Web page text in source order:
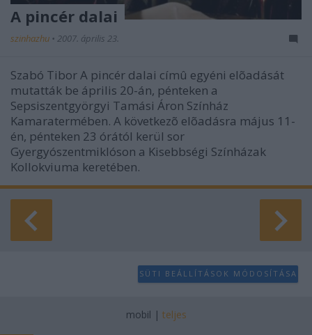
A pincér dalai
szinhazhu • 2007. április 23.
Szabó Tibor A pincér dalai címû egyéni elõadását
mutatták be április 20-án, pénteken a
Sepsiszentgyörgyi Tamási Áron Színház
Kamaratermében. A következõ elõadásra május 11-
én, pénteken 23 órától kerül sor
Gyergyószentmiklóson a Kisebbségi Színházak
Kollokviuma keretében.
SÜTI BEÁLLÍTÁSOK MÓDOSÍTÁSA
mobil | teljes